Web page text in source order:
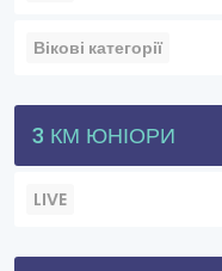
Вікові категорії
3 КМ ЮНІОРИ
LIVE